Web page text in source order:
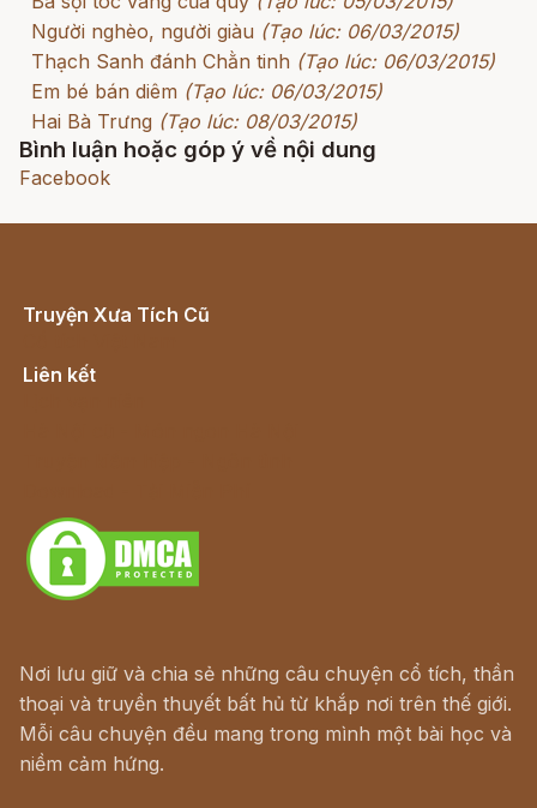
Người nghèo, người giàu (Tạo lúc: 06/03/2015)
Thạch Sanh đánh Chằn tinh (Tạo lúc: 06/03/2015)
Em bé bán diêm (Tạo lúc: 06/03/2015)
Hai Bà Trưng (Tạo lúc: 08/03/2015)
Bình luận hoặc góp ý về nội dung
Facebook
Truyện Xưa Tích Cũ
Liên kết
Nơi lưu giữ và chia sẻ những câu chuyện cổ tích, thần
thoại và truyền thuyết bất hủ từ khắp nơi trên thế giới.
Mỗi câu chuyện đều mang trong mình một bài học và
niềm cảm hứng.